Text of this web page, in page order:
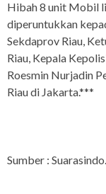
Hibah 8 unit Mobil
diperuntukkan
Sekdaprov Riau,
Riau, Kepala
Roesmin Nurjadin
Riau di Jakarta.***
Sumber :